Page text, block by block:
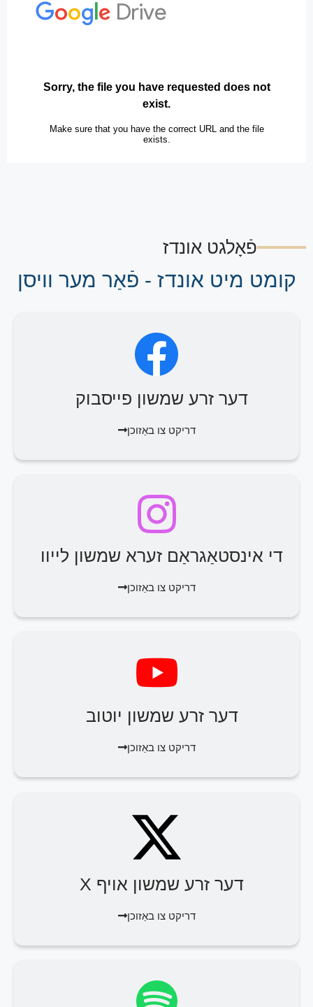
פֿאָלגט אונדז
קומט מיט אונדז - פֿאַר מער וויסן
דער זרע שמשון פייסבוק
דריקט צו באַזוכן
די אינסטאַגראַם זערא שמשון לייוו
דריקט צו באַזוכן
דער זרע שמשון יוטוב
דריקט צו באַזוכן
דער זרע שמשון אויף X
דריקט צו באַזוכן